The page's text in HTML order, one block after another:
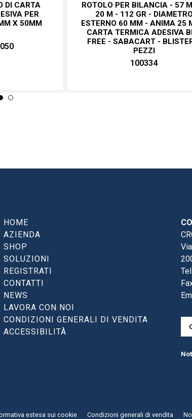
DI CARTA
PER
X 50MM
ROTOLO PER BILANCIA - 57
20 M - 112 GR -
ESTERNO 60 MM - ANIMA 25
CARTA TERMICA ADESIVA
FREE - SABACART -
PEZZI
100334
HOME
AZIENDA
SHOP
SOLUZIONI
REGISTRATI
CONTATTI
NEWS
LAVORA CON NOI
CONDIZIONI GENERALI DI VENDITA
ACCESSIBILITÀ
estesa sui cookie Condizioni generali di vendita